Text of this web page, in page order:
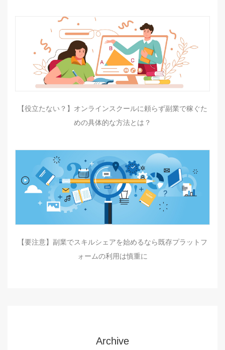
【役立たない？】オンラインスクールに頼らず副業で稼ぐた
めの具体的な方法とは？
【要注意】副業でスキルシェアを始めるなら既存プラットフ
ォームの利用は慎重に
Archive